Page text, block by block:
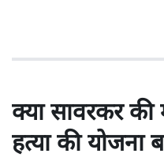
क्या सावरकर की
हत्या की योजना